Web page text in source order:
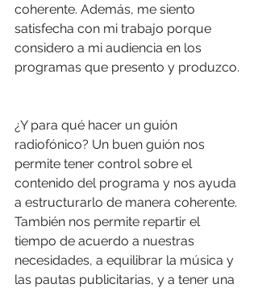
coherente. Además, me siento
satisfecha con mi trabajo porque
considero a mi audiencia en los
programas que presento y produzco.
¿Y para qué hacer un guión
radiofónico? Un buen guión nos
permite tener control sobre el
contenido del programa y nos ayuda
a estructurarlo de manera coherente.
También nos permite repartir el
tiempo de acuerdo a nuestras
necesidades, a equilibrar la música y
las pautas publicitarias, y a tener una